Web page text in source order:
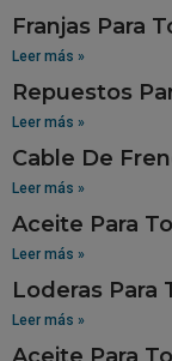
Franjas Para
Leer más »
Repuestos
Leer más »
Cable De
Leer más »
Aceite Para
Leer más »
Loderas Para
Leer más »